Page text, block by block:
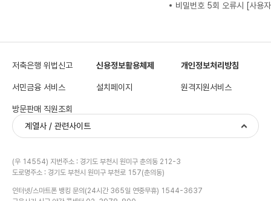
비밀번호 5회 오류시 [사용
저축은행 위법신고 신용정보활용체제 개인정보처리방침
서민금융 서비스 설치페이지 원격지원서비스
방문판매 직원조회
계열사 / 관련사이트
(우 14554) 지번주소 : 경기도 부천시 원미구 춘의동 212-3
도로명주소 : 경기도 부천시 원미구 부천로 157(춘의동)
인터넷/스마트폰 뱅킹 문의(24시간 365일 연중무휴) 1544-3637